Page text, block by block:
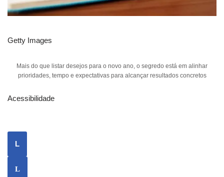
Getty Images
Mais do que listar desejos para o novo ano, o segredo está em alinhar
prioridades, tempo e expectativas para alcançar resultados concretos
Acessibilidade
L
L